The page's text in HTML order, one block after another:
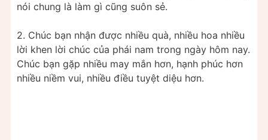
nói chung là làm gì cũng suôn sẻ.
2. Chúc bạn nhận đư­ợc nhiều quà, nhiều hoa nhiều
lời khen lời chúc của phái nam trong ngày hôm nay.
Chúc bạn gặp nhiều may mắn hơn, hạnh phúc hơn
nhiều niềm vui, nhiều điều tuyệt diệu hơn.